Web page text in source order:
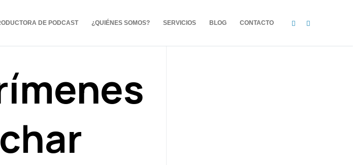
DE PODCAST ¿QUIÉNES SOMOS? SERVICIOS BLOG CONTACTO